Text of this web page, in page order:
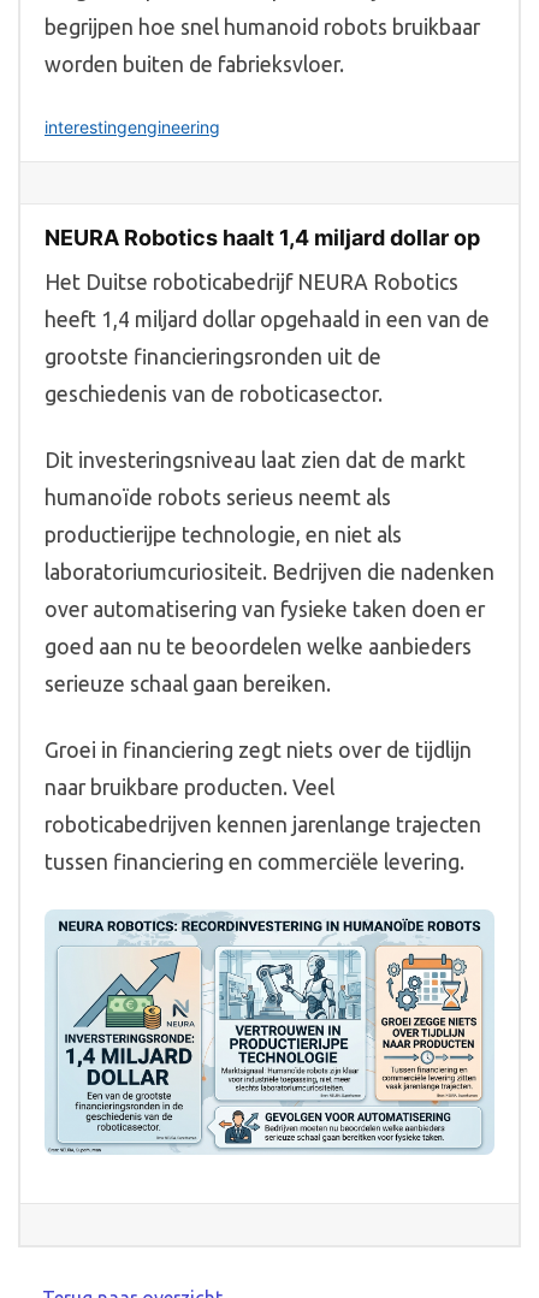
begrijpen hoe snel humanoid robots bruikbaar
worden buiten de fabrieksvloer.
interestingengineering
NEURA Robotics haalt 1,4 miljard dollar op
Het Duitse roboticabedrijf NEURA Robotics
heeft 1,4 miljard dollar opgehaald in een van de
grootste financieringsronden uit de
geschiedenis van de roboticasector.
Dit investeringsniveau laat zien dat de markt
humanoïde robots serieus neemt als
productierijpe technologie, en niet als
laboratoriumcuriositeit. Bedrijven die nadenken
over automatisering van fysieke taken doen er
goed aan nu te beoordelen welke aanbieders
serieuze schaal gaan bereiken.
Groei in financiering zegt niets over de tijdlijn
naar bruikbare producten. Veel
roboticabedrijven kennen jarenlange trajecten
tussen financiering en commerciële levering.